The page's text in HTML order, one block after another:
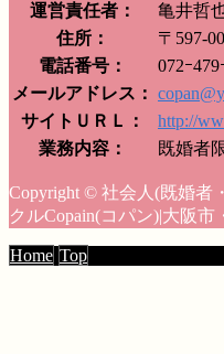
運営責任者：
亀井哲
住所：
〒597-
電話番号：
072ｰ479
メールアドレス：
サイトＵＲＬ：
http://
業務内容：
既婚者
Copyright © 社会人(既婚者
クルCopain(コパン)|大阪市
Home Top